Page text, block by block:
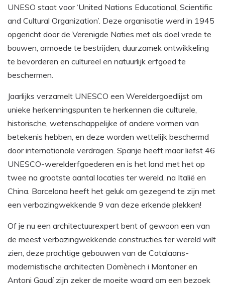
UNESO staat voor ‘United Nations Educational, Scientific
and Cultural Organization’. Deze organisatie werd in 1945
opgericht door de Verenigde Naties met als doel vrede te
bouwen, armoede te bestrijden, duurzamek ontwikkeling
te bevorderen en cultureel en natuurlijk erfgoed te
beschermen.
Jaarlijks verzamelt UNESCO een Wereldergoedlijst om
unieke herkenningspunten te herkennen die culturele,
historische, wetenschappelijke of andere vormen van
betekenis hebben, en deze worden wettelijk beschermd
door internationale verdragen. Spanje heeft maar liefst 46
UNESCO-werelderfgoederen en is het land met het op
twee na grootste aantal locaties ter wereld, na Italië en
China. Barcelona heeft het geluk om gezegend te zijn met
een verbazingwekkende 9 van deze erkende plekken!
Of je nu een architectuurexpert bent of gewoon een van
de meest verbazingwekkende constructies ter wereld wilt
zien, deze prachtige gebouwen van de Catalaans-
modernistische architecten Domènech i Montaner en
Antoni Gaudí zijn zeker de moeite waard om een bezoek